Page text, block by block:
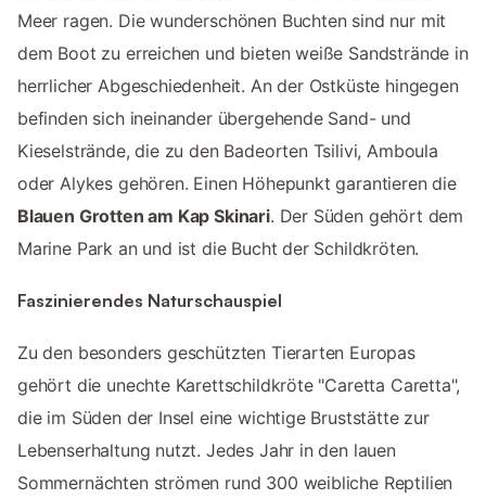
Meer ragen. Die wunderschönen Buchten sind nur mit
dem Boot zu erreichen und bieten weiße Sandstrände in
herrlicher Abgeschiedenheit. An der Ostküste hingegen
befinden sich ineinander übergehende Sand- und
Kieselstrände, die zu den Badeorten Tsilivi, Amboula
oder Alykes gehören. Einen Höhepunkt garantieren die
Blauen Grotten am Kap Skinari. Der Süden gehört dem
Marine Park an und ist die Bucht der Schildkröten.
Faszinierendes Naturschauspiel
Zu den besonders geschützten Tierarten Europas
gehört die unechte Karettschildkröte "Caretta Caretta",
die im Süden der Insel eine wichtige Bruststätte zur
Lebenserhaltung nutzt. Jedes Jahr in den lauen
Sommernächten strömen rund 300 weibliche Reptilien